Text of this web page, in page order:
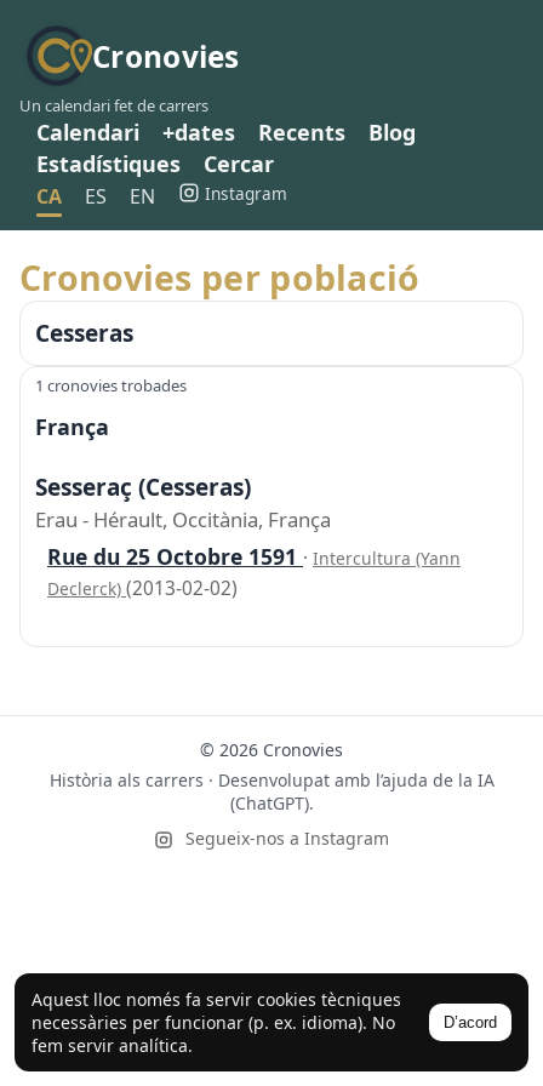
Cronovies
Un calendari fet de carrers
Calendari +dates Recents
Blog
Estadístiques
Cercar
CA ES EN Instagram
Aquest lloc només fa servir cookies tècniques
necessàries per funcionar (p. ex. idioma). No
fem servir analítica.
D’acord
Cronovies per població
Cesseras
1 cronovies trobades
França
Sesseraç (Cesseras)
Erau - Hérault, Occitània, França
Rue du 25 Octobre 1591 · Intercultura (Yann
Declerck) (2013-02-02)
© 2026 Cronovies
Història als carrers · Desenvolupat amb l’ajuda de la IA
(ChatGPT).
Segueix-nos a Instagram